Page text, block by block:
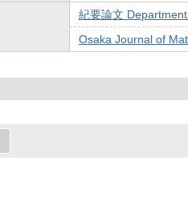
紀要論文
Osaka Journal of